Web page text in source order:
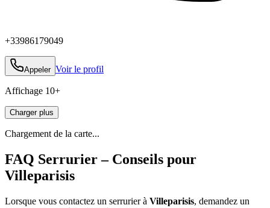
+33986179049
Appeler Voir le profil
Affichage 10+
Charger plus
Chargement de la carte...
FAQ Serrurier – Conseils pour
Villeparisis
Lorsque vous contactez un serrurier à Villeparisis, demandez un